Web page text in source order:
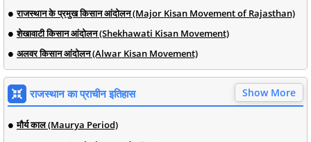
राजस्थान के प्रमुख किसान आंदोलन (Major Kisan Movement of Rajasthan)
शेखावाटी किसान आंदोलन (Shekhawati Kisan Movement)
अलवर किसान आंदोलन (Alwar Kisan Movement)
राजस्थान का प्राचीन इतिहास Show More
मौर्य काल (Maurya Period)